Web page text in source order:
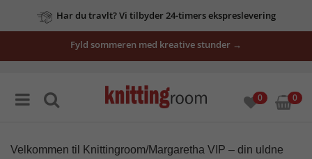
tilbud
her
Fyld sommeren med kreative stunder →
0 0
Velkommen til Knittingroom/Margaretha VIP – din uldne